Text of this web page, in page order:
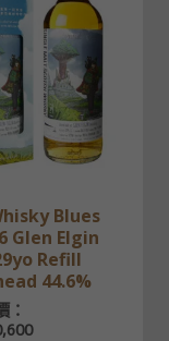
Blues
Glen Elgin
Refill
44.6%
：